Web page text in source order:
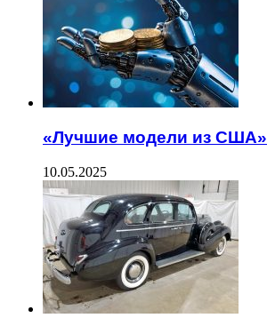
«Лучшие модели из США»
10.05.2025